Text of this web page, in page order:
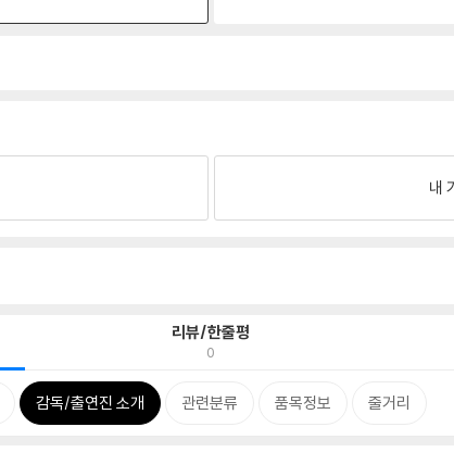
내
리뷰/한줄평
0
감독/출연진 소개 관련분류 품목정보 줄거리